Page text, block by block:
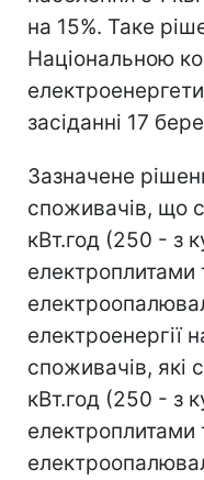
на 15%. Таке
Національною
засіданні 17
Зазначене
споживачів, що
кВт.год (250 - з
електроплитами
електроенергії
споживачів, які
кВт.год (250 - з
електроплитами